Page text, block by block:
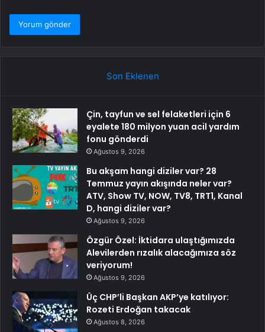
Son Eklenen
Çin, tayfun ve sel felaketleri için 6
eyalete 180 milyon yuan acil yardım
fonu gönderdi
Ağustos 9, 2026
Bu akşam hangi diziler var? 28
Temmuz yayın akışında neler var?
ATV, Show TV, NOW, TV8, TRT1, Kanal
D, hangi diziler var?
Ağustos 9, 2026
Özgür Özel: İktidara ulaştığımızda
Alevilerden rızalık alacağımıza söz
veriyorum!
Ağustos 9, 2026
Üç CHP’li Başkan AKP’ye katılıyor:
Rozeti Erdoğan takacak
Ağustos 8, 2026